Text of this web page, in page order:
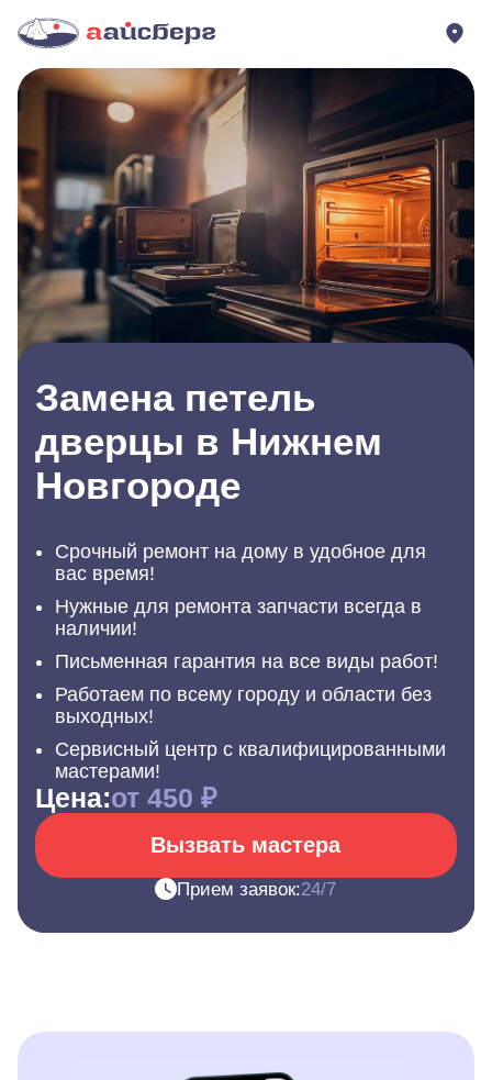
Замена петель
дверцы в Нижнем
Новгороде
Срочный ремонт на дому в удобное для
вас время!
Нужные для ремонта запчасти всегда в
наличии!
Письменная гарантия на все виды работ!
Работаем по всему городу и области без
выходных!
Сервисный центр с квалифицированными
мастерами!
Цена:от 450 ₽
Вызвать мастера
Прием заявок:24/7